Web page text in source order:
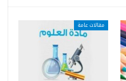
مقالات عامة